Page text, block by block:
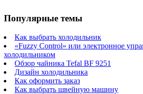
Популярные темы
Как выбрать холодильник
«Fuzzy Control» или электронное
холодильником
Обзор чайника Tefal BF 9251
Дизайн холодильника
Как оформить заказ
Как выбрать швейную машину